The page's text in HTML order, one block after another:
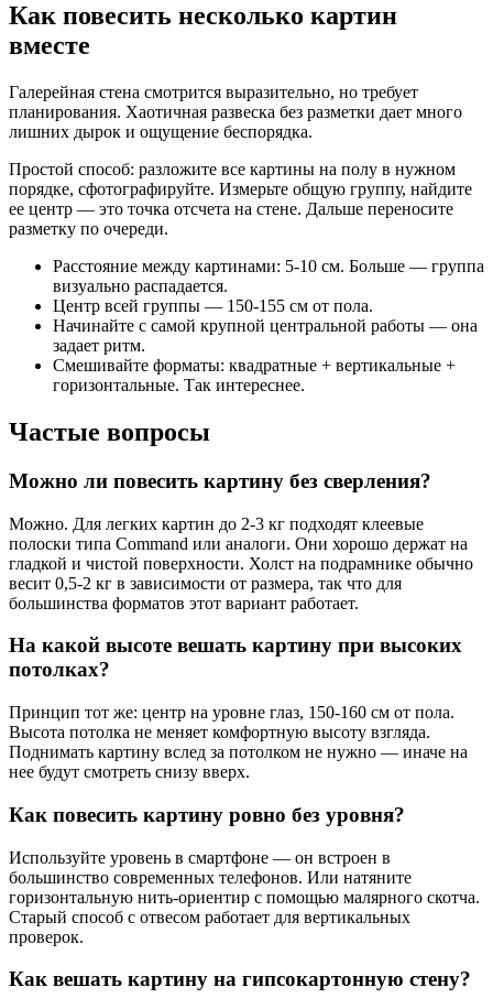
Как повесить несколько картин
вместе
Галерейная стена смотрится выразительно, но требует
планирования. Хаотичная развеска без разметки дает много
лишних дырок и ощущение беспорядка.
Простой способ: разложите все картины на полу в нужном
порядке, сфотографируйте. Измерьте общую группу, найдите
ее центр — это точка отсчета на стене. Дальше переносите
разметку по очереди.
Расстояние между картинами: 5-10 см. Больше — группа
визуально распадается.
Центр всей группы — 150-155 см от пола.
Начинайте с самой крупной центральной работы — она
задает ритм.
Смешивайте форматы: квадратные + вертикальные +
горизонтальные. Так интереснее.
Частые вопросы
Можно ли повесить картину без сверления?
Можно. Для легких картин до 2-3 кг подходят клеевые
полоски типа Command или аналоги. Они хорошо держат на
гладкой и чистой поверхности. Холст на подрамнике обычно
весит 0,5-2 кг в зависимости от размера, так что для
большинства форматов этот вариант работает.
На какой высоте вешать картину при высоких
потолках?
Принцип тот же: центр на уровне глаз, 150-160 см от пола.
Высота потолка не меняет комфортную высоту взгляда.
Поднимать картину вслед за потолком не нужно — иначе на
нее будут смотреть снизу вверх.
Как повесить картину ровно без уровня?
Используйте уровень в смартфоне — он встроен в
большинство современных телефонов. Или натяните
горизонтальную нить-ориентир с помощью малярного скотча.
Старый способ с отвесом работает для вертикальных
проверок.
Как вешать картину на гипсокартонную стену?